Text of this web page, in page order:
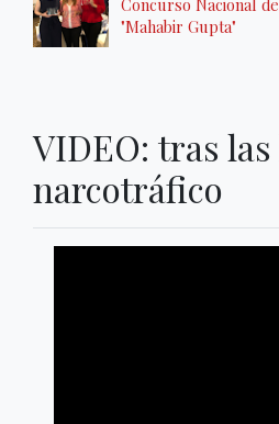
Concurso Nacional
"Mahabir Gupta"
VIDEO: tras
narcotráfico